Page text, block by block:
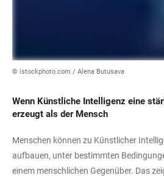
© istockphoto.com / Alena Butusava
Wenn Künstliche Intelligenz eine
erzeugt als der Mensch
Menschen können zu Künstlicher
aufbauen, unter bestimmten
einem menschlichen Gegenüber. Das